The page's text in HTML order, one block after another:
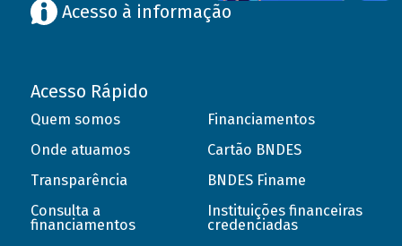
Acesso à informação
Acesso Rápido
Quem somos
Onde atuamos
Transparência
Consulta a
financiamentos
Financiamentos
Cartão BNDES
BNDES Finame
Instituições financeiras
credenciadas